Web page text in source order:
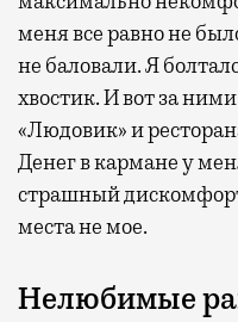
меня все равно не
не баловали. Я
хвостик. И вот за
«Людовик» и
Денег в кармане у
страшный
места не мое.
Нелюбимые